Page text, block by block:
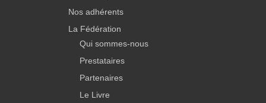
Nos adhérents
La Fédération
Qui sommes-nous
Prestataires
Partenaires
Le Livre